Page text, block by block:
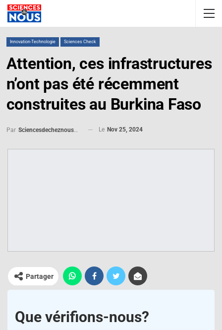
Innovation-Technologie Sciences Check
Attention, ces infrastructures
n’ont pas été récemment
construites au Burkina Faso
Par Sciencesdecheznous@gmail.com Le Nov 25, 2024
Partager
Que vérifions-nous?